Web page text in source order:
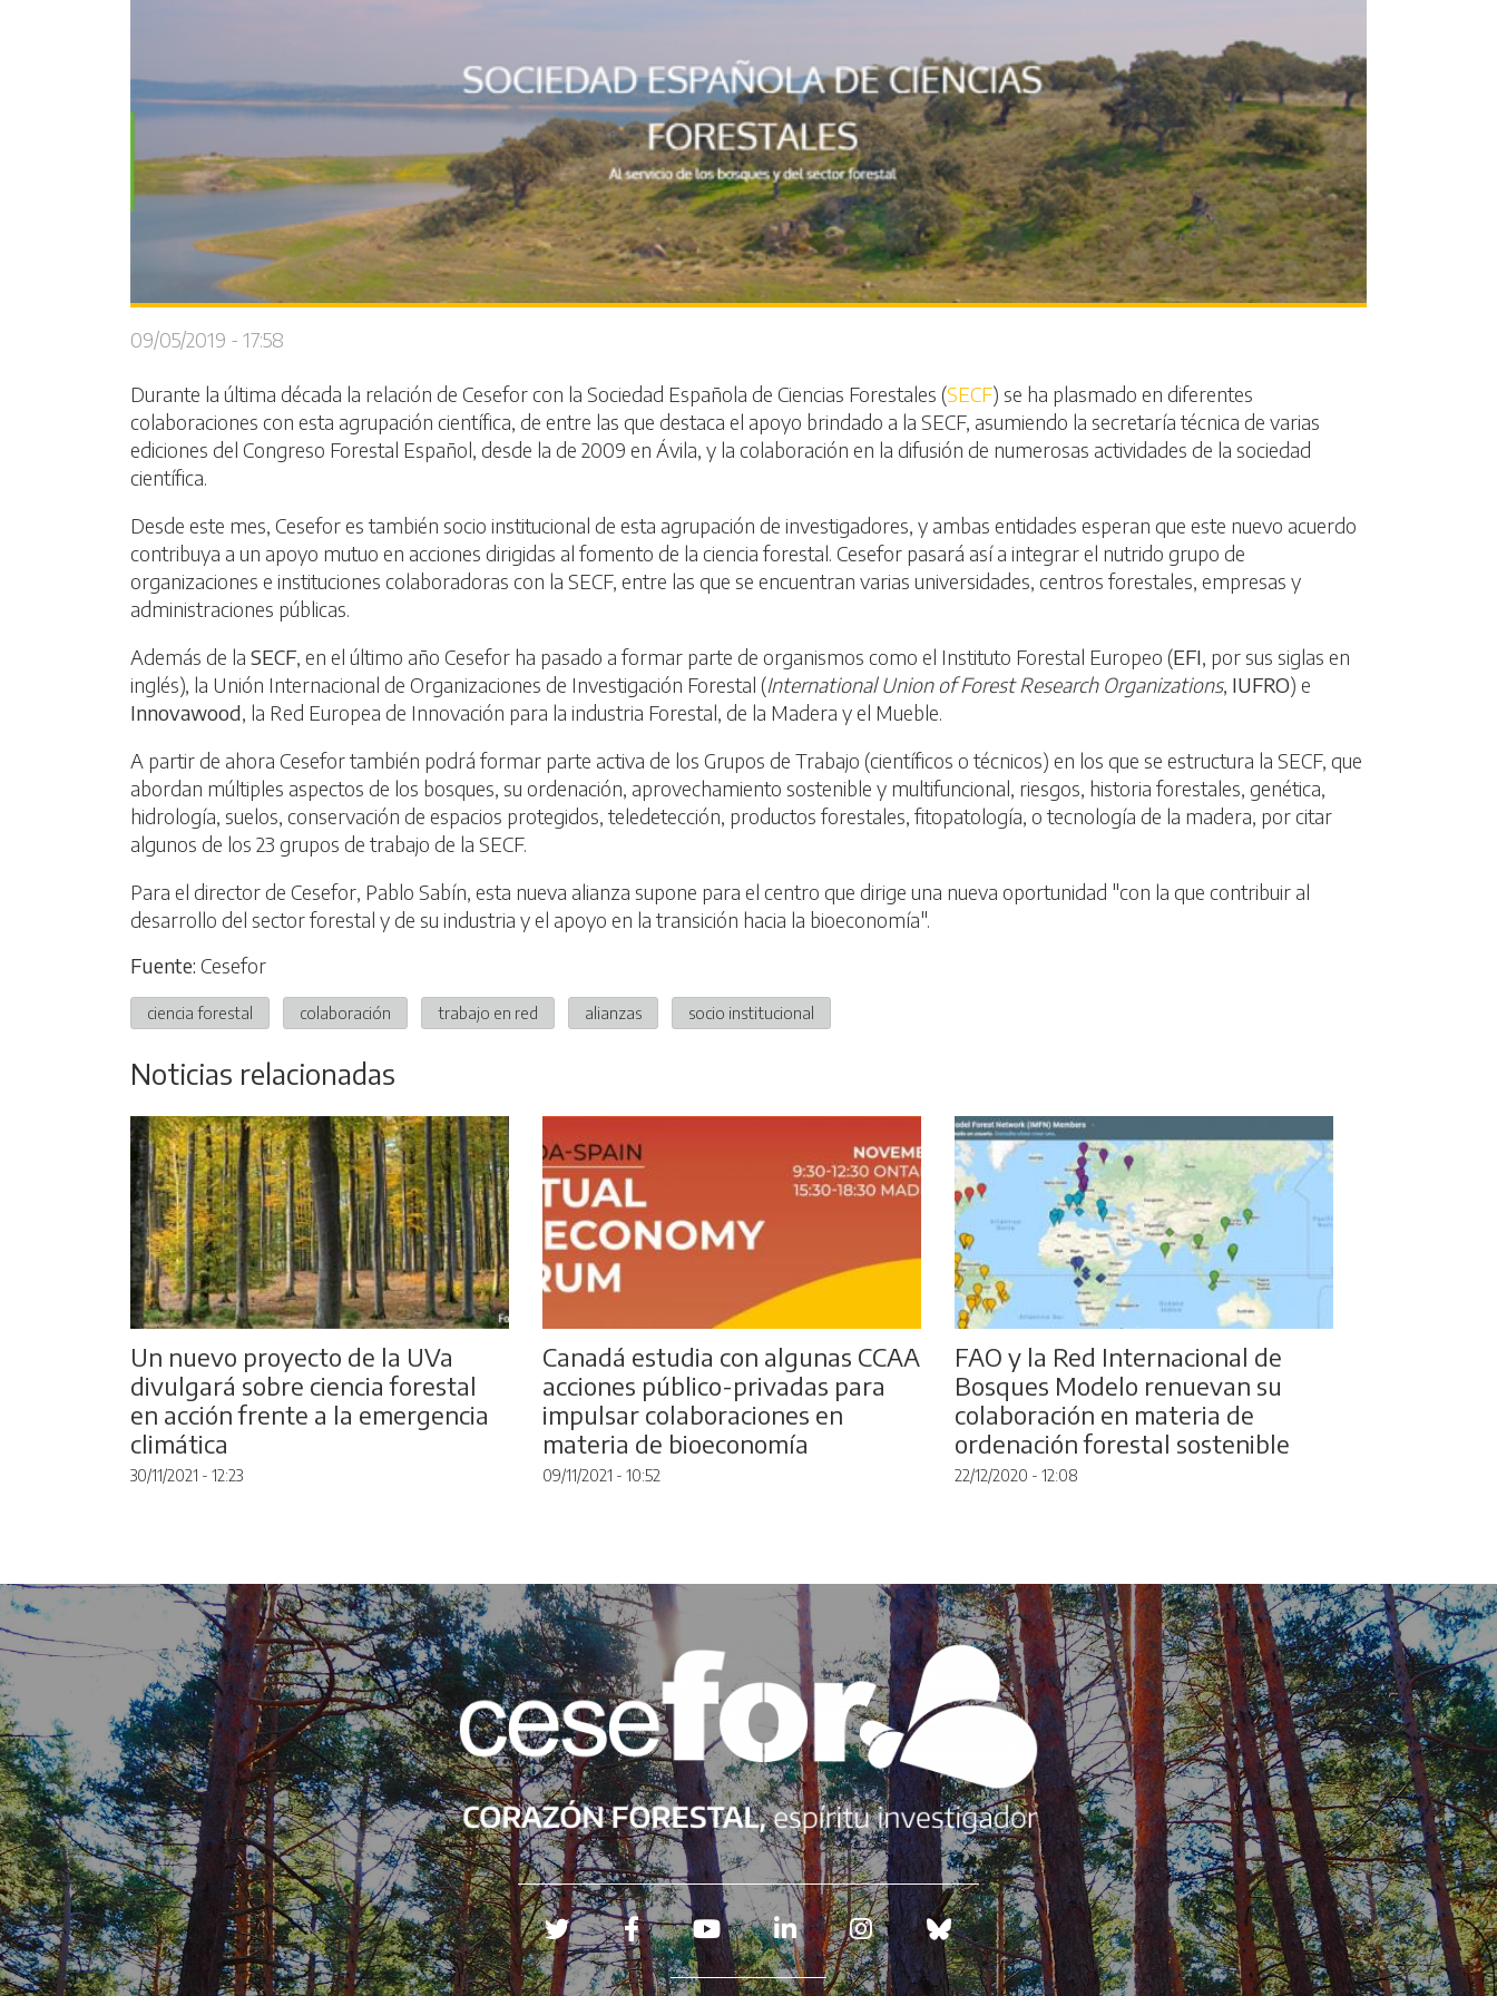
09/05/2019 - 17:58
Durante la última década la relación de Cesefor con la Sociedad Española de Ciencias Forestales (SECF) se ha plasmado en diferentes
colaboraciones con esta agrupación científica, de entre las que destaca el apoyo brindado a la SECF, asumiendo la secretaría técnica de varias
ediciones del Congreso Forestal Español, desde la de 2009 en Ávila, y la colaboración en la difusión de numerosas actividades de la sociedad
científica.
Desde este mes, Cesefor es también socio institucional de esta agrupación de investigadores, y ambas entidades esperan que este nuevo acuerdo
contribuya a un apoyo mutuo en acciones dirigidas al fomento de la ciencia forestal. Cesefor pasará así a integrar el nutrido grupo de
organizaciones e instituciones colaboradoras con la SECF, entre las que se encuentran varias universidades, centros forestales, empresas y
administraciones públicas.
Además de la SECF , en el último año Cesefor ha pasado a formar parte de organismos como el Instituto Forestal Europeo (EFI , por sus siglas en
inglés), la Unión Internacional de Organizaciones de Investigación Forestal (International Union of Forest Research Organizations, IUFRO) e
Innovawood , la Red Europea de Innovación para la industria Forestal, de la Madera y el Mueble.
A partir de ahora Cesefor también podrá formar parte activa de los Grupos de Trabajo (científicos o técnicos) en los que se estructura la SECF, que
abordan múltiples aspectos de los bosques, su ordenación, aprovechamiento sostenible y multifuncional, riesgos, historia forestales, genética,
hidrología, suelos, conservación de espacios protegidos, teledetección, productos forestales, fitopatología, o tecnología de la madera, por citar
algunos de los 23 grupos de trabajo de la SECF.
Para el director de Cesefor, Pablo Sabín, esta nueva alianza supone para el centro que dirige una nueva oportunidad "con la que contribuir al
desarrollo del sector forestal y de su industria y el apoyo en la transición hacia la bioeconomía".
Fuente: Cesefor
ciencia forestal colaboración trabajo en red alianzas socio institucional
Noticias relacionadas
Un nuevo proyecto de la UVa
divulgará sobre ciencia forestal
en acción frente a la emergencia
climática
30/11/2021 - 12:23
Canadá estudia con algunas CCAA
acciones público-privadas para
impulsar colaboraciones en
materia de bioeconomía
09/11/2021 - 10:52
FAO y la Red Internacional de
Bosques Modelo renuevan su
colaboración en materia de
ordenación forestal sostenible
22/12/2020 - 12:08
Redes sociales